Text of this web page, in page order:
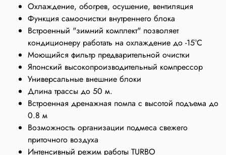
Охлаждение, обогрев, осушение, вентиляция
Функция самоочистки внутреннего блока
Встроенный "зимний комплект" позволяет
кондиционеру работать на охлаждение до -15°С
Моющийся фильтр предварительной очистки
Японский высокопроизводительный компрессор
Универсальные внешние блоки
Длина трассы до 50 м.
Встроенная дренажная помпа с высотой подъема до
0.8 м
Возможность организации подмеса свежего
приточного воздуха
Интенсивный режим работы TURBO